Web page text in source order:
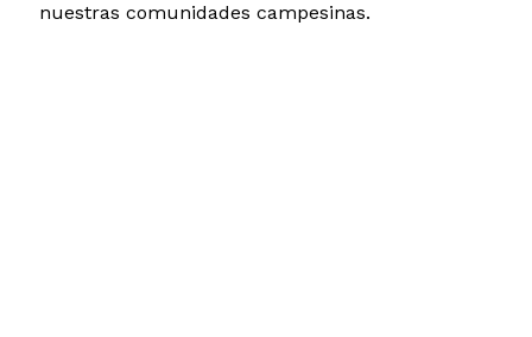
nuestras comunidades campesinas.